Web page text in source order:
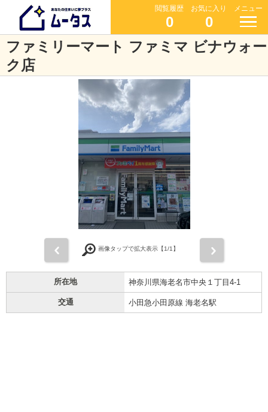
閲覧履歴
0
お気に入り
0
メニュー
ファミリーマート ファミマ ビナウォー
ク店
画像タップで拡大表示【1/1】
所在地 神奈川県海老名市中央１丁目4-1
交通 小田急小田原線 海老名駅